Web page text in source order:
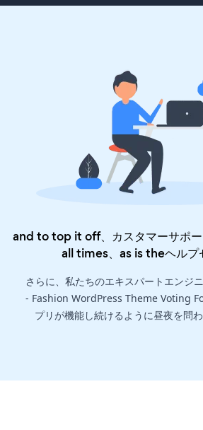
and to top it off、カスタマーサポ
all times、as is theヘルプ
さらに、私たちのエキスパートエンジ
- Fashion WordPress Theme Voting
プリが機能し続けるように昼夜を問わ